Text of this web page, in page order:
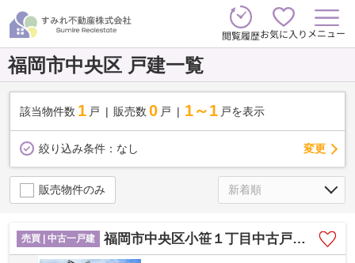
閲覧履歴お気に入り メニュー
福岡市中央区 戸建一覧
該当物件数 1 戸 販売数 0 戸 1～1 戸を表示
絞り込み条件： なし 変更
販売物件のみ
売買 | 中古一戸建 福岡市中央区小笹１丁目中古戸建☆仲介手数料無料☆